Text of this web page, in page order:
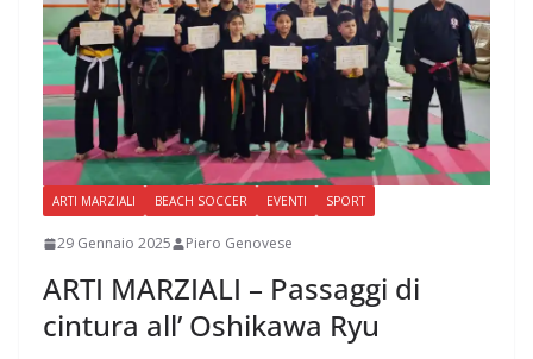
ARTI MARZIALI BEACH SOCCER EVENTI SPORT
29 Gennaio 2025 Piero Genovese
ARTI MARZIALI – Passaggi di
cintura all’ Oshikawa Ryu